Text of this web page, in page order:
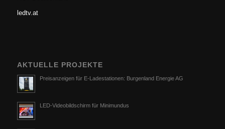
ledtv.at
AKTUELLE PROJEKTE
Preisanzeigen für E-Ladestationen: Burgenland Energie AG
LED-Videobildschirm für Minimundus